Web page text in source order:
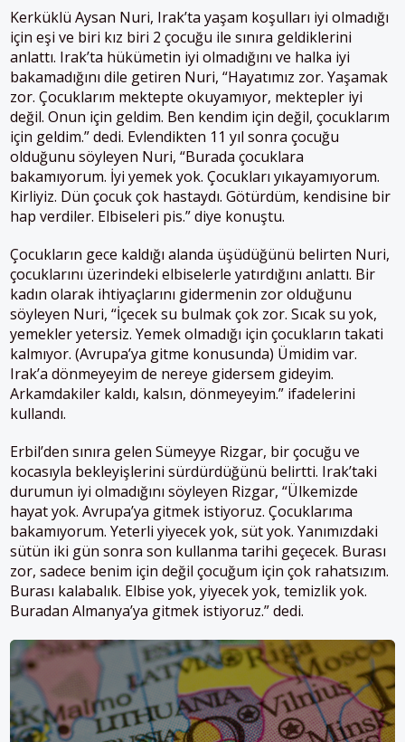
Kerküklü Aysan Nuri, Irak’ta yaşam koşulları iyi olmadığı
için eşi ve biri kız biri 2 çocuğu ile sınıra geldiklerini
anlattı. Irak’ta hükümetin iyi olmadığını ve halka iyi
bakamadığını dile getiren Nuri, “Hayatımız zor. Yaşamak
zor. Çocuklarım mektepte okuyamıyor, mektepler iyi
değil. Onun için geldim. Ben kendim için değil, çocuklarım
için geldim.” dedi. Evlendikten 11 yıl sonra çocuğu
olduğunu söyleyen Nuri, “Burada çocuklara
bakamıyorum. İyi yemek yok. Çocukları yıkayamıyorum.
Kirliyiz. Dün çocuk çok hastaydı. Götürdüm, kendisine bir
hap verdiler. Elbiseleri pis.” diye konuştu.
Çocukların gece kaldığı alanda üşüdüğünü belirten Nuri,
çocuklarını üzerindeki elbiselerle yatırdığını anlattı. Bir
kadın olarak ihtiyaçlarını gidermenin zor olduğunu
söyleyen Nuri, “İçecek su bulmak çok zor. Sıcak su yok,
yemekler yetersiz. Yemek olmadığı için çocukların takati
kalmıyor. (Avrupa’ya gitme konusunda) Ümidim var.
Irak’a dönmeyeyim de nereye gidersem gideyim.
Arkamdakiler kaldı, kalsın, dönmeyeyim.” ifadelerini
kullandı.
Erbil’den sınıra gelen Sümeyye Rizgar, bir çocuğu ve
kocasıyla bekleyişlerini sürdürdüğünü belirtti. Irak’taki
durumun iyi olmadığını söyleyen Rizgar, “Ülkemizde
hayat yok. Avrupa’ya gitmek istiyoruz. Çocuklarıma
bakamıyorum. Yeterli yiyecek yok, süt yok. Yanımızdaki
sütün iki gün sonra son kullanma tarihi geçecek. Burası
zor, sadece benim için değil çocuğum için çok rahatsızım.
Burası kalabalık. Elbise yok, yiyecek yok, temizlik yok.
Buradan Almanya’ya gitmek istiyoruz.” dedi.